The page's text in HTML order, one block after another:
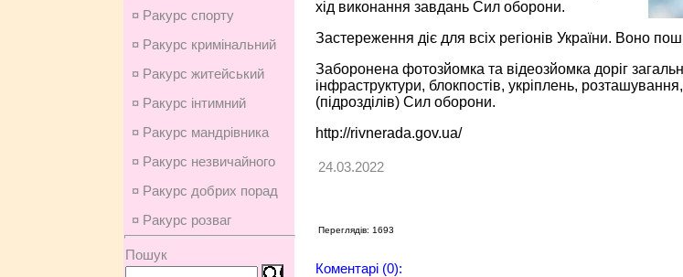
¤ Ракурс спорту
¤ Ракурс кримінальний
¤ Ракурс житейський
¤ Ракурс інтимний
¤ Ракурс мандрівника
¤ Ракурс незвичайного
¤ Ракурс добрих порад
¤ Ракурс розваг
Пошук
хід виконання завдань Сил оборони.
Застереження діє для всіх регіонів України. Воно
Заборонена фотозйомка та відеозйомка доріг
інфраструктури, блокпостів, укріплень,
(підрозділів) Сил оборони.
http://rivnerada.gov.ua/
24.03.2022
Переглядів: 1693
Коментарі (0):